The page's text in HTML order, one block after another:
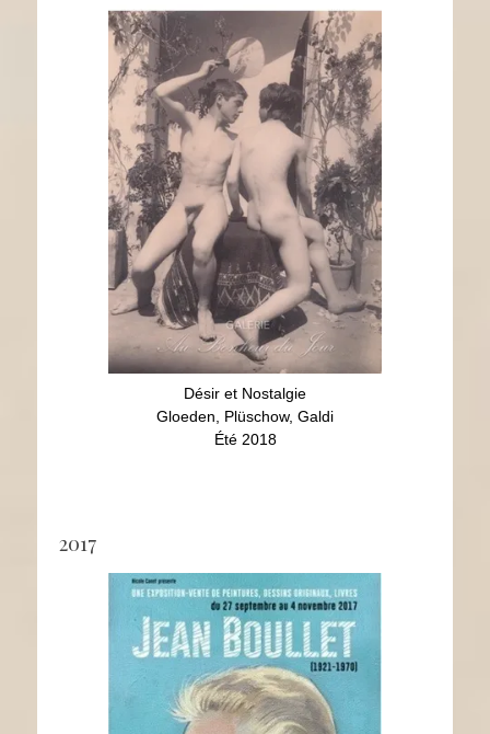
Désir et Nostalgie
Gloeden, Plüschow, Galdi
Été 2018
Gloeden, Plüschow, Galdi
Été 2018
2017
Jean Boullet (1921-1970)
Peintures, dessins, livres
27 sept 2017 - 4 nov 2017